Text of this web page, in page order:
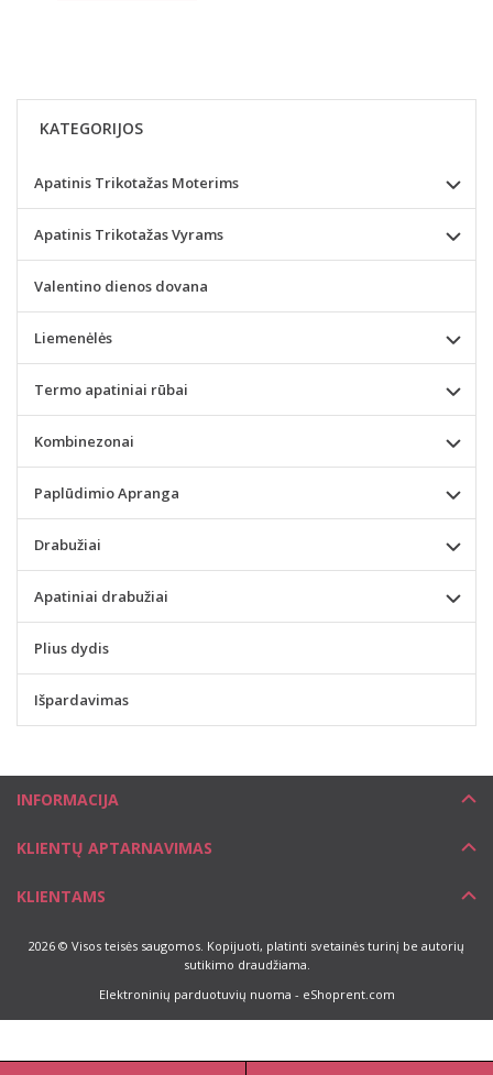
KATEGORIJOS
Apatinis Trikotažas Moterims
Apatinis Trikotažas Vyrams
Valentino dienos dovana
Liemenėlės
Termo apatiniai rūbai
Kombinezonai
Paplūdimio Apranga
Drabužiai
Apatiniai drabužiai
Plius dydis
Išpardavimas
INFORMACIJA
KLIENTŲ APTARNAVIMAS
KLIENTAMS
2026 © Visos teisės saugomos. Kopijuoti, platinti svetainės turinį be autorių
sutikimo draudžiama.
Elektroninių parduotuvių nuoma - eShoprent.com